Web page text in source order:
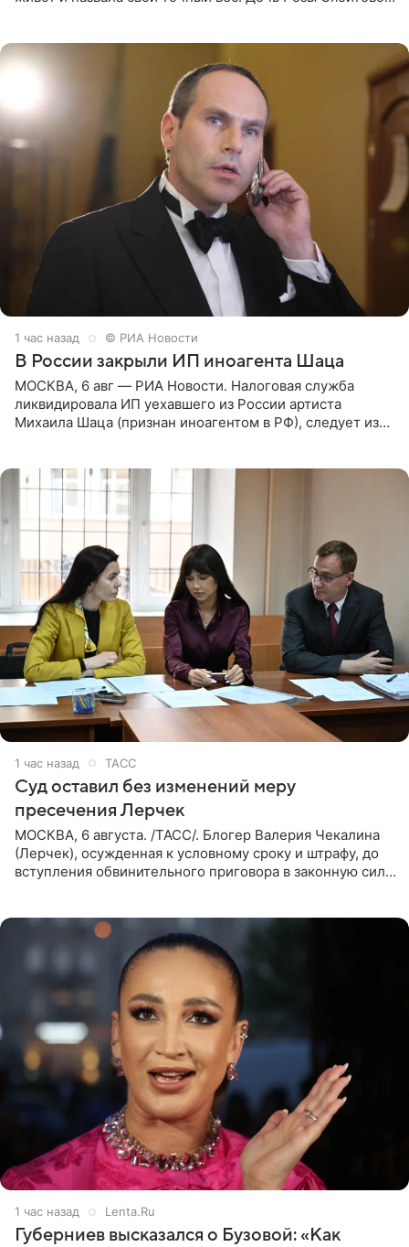
1 час назад © РИА Новости
В России закрыли ИП иноагента Шаца
МОСКВА, 6 авг — РИА Новости. Налоговая служба
ликвидировала ИП уехавшего из России артиста
Михаила Шаца (признан иноагентом в РФ), следует из
1 час назад ТАСС
Суд оставил без изменений меру
пресечения Лерчек
МОСКВА, 6 августа. /ТАСС/. Блогер Валерия Чекалина
(Лерчек), осужденная к условному сроку и штрафу, до
вступления обвинительного приговора в законную силу
1 час назад Lenta.Ru
Губерниев высказался о Бузовой: «Как